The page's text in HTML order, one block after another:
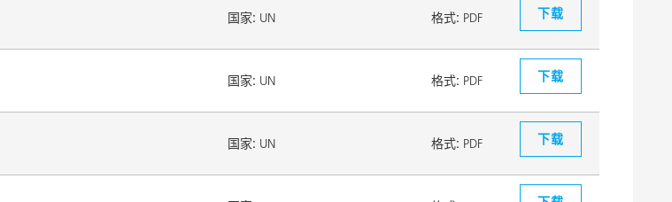
国家: UN 格式: PDF 下载
国家: UN 格式: PDF 下载
国家: UN 格式: PDF 下载